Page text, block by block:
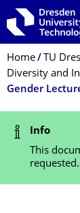
Skip to main
Skip to search
Skip to content
Breadcrumb
Home TU
Diversity and
Gender
Status
Info
This